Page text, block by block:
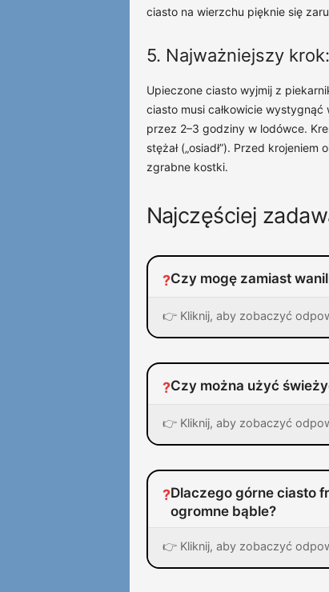
ciasto na wierzchu pięknie się
5. Najważniejszy
Upieczone ciasto wyjmij z
ciasto musi całkowicie
przez 2–3 godziny w lodówce.
stężał („osiadł”). Przed
zgrabne kostki.
Najczęściej
?Czy mogę zamiast
👉 Kliknij, aby zobaczyć
?Czy można użyć
👉 Kliknij, aby zobaczyć
?Dlaczego górne ciasto
ogromne bąble?
👉 Kliknij, aby zobaczyć